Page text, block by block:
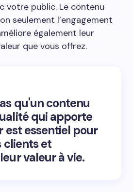
votre public. Le contenu
seulement l’engagement
également leur
que vous offrez.
qu'un contenu
qui apporte
est essentiel pour
clients et
valeur à vie.